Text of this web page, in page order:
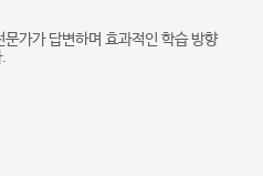
효과적인 학습 방향
직업훈련, 정책, 산